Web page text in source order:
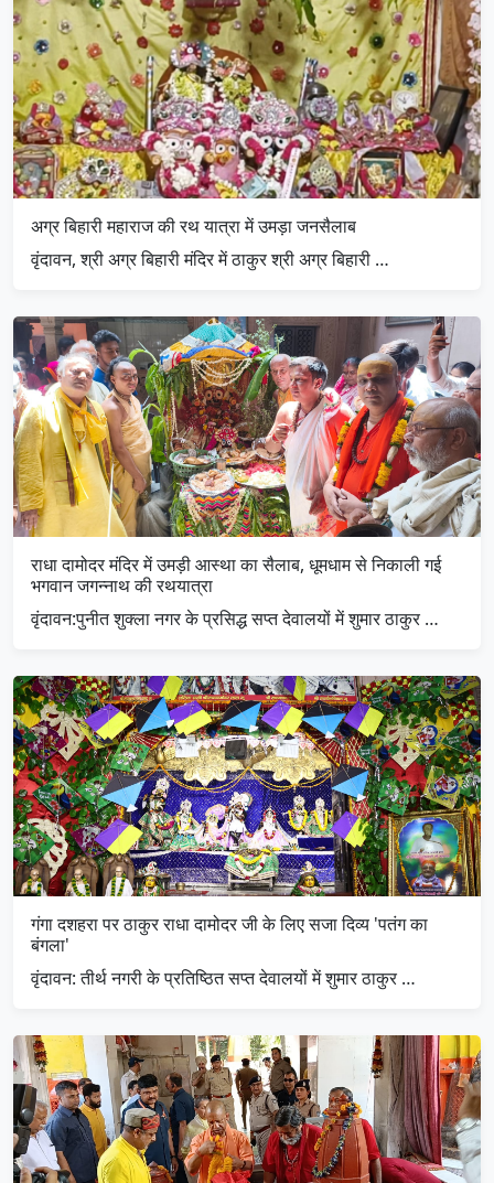
अग्र बिहारी महाराज की रथ यात्रा में उमड़ा जनसैलाब
वृंदावन, श्री अग्र बिहारी मंदिर में ठाकुर श्री अग्र बिहारी …
राधा दामोदर मंदिर में उमड़ी आस्था का सैलाब, धूमधाम से निकाली गई
भगवान जगन्नाथ की रथयात्रा
​वृंदावन:पुनीत शुक्ला नगर के प्रसिद्ध सप्त देवालयों में शुमार ठाकुर …
गंगा दशहरा पर ठाकुर राधा दामोदर जी के लिए सजा दिव्य 'पतंग का
बंगला'
​वृंदावन: तीर्थ नगरी के प्रतिष्ठित सप्त देवालयों में शुमार ठाकुर …